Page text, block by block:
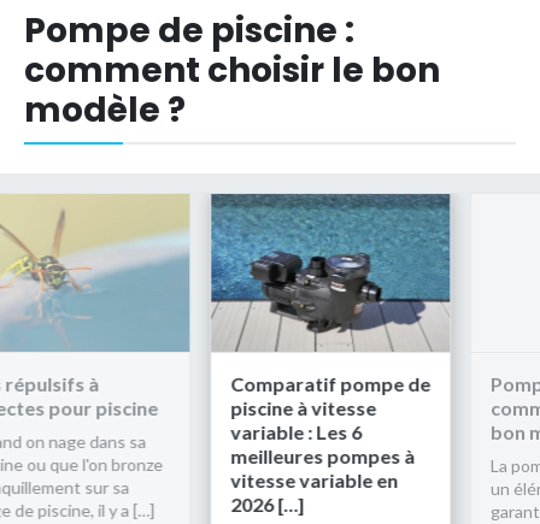
Pompe de piscine :
comment choisir le bon
modèle ?
à
piscine
dans sa
l'on bronze
sur sa
il y a […]
Comparatif pompe de
piscine à vitesse
variable : Les 6
meilleures pompes à
vitesse variable en
2026 […]
Pompe de
comment
bon modèle
La pompe de
un élément
garantir la